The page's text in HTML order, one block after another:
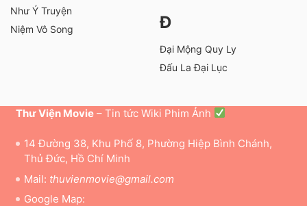
Như Ý Truyện
Niệm Vô Song
Đ
Đại Mộng Quy Ly
Đấu La Đại Lục
Thư Viện Movie– Tin tức Wiki Phim Ảnh
14 Đường 38, Khu Phố 8, Phường Hiệp Bình Chánh,
Thủ Đức, Hồ Chí Minh
Mail: thuvienmovie@gmail.com
Google Map: